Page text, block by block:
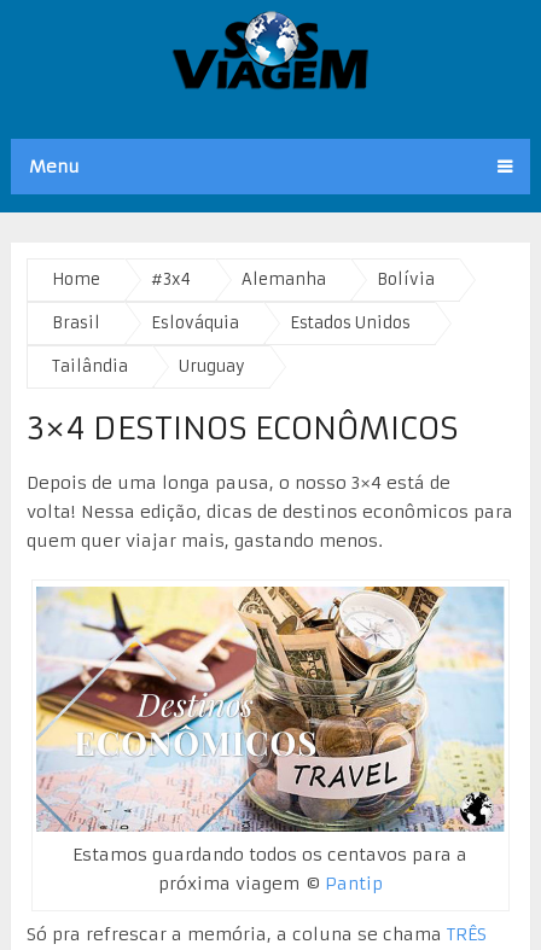
Menu
Home #3x4 Alemanha Bolívia
Brasil Eslováquia Estados Unidos
Tailândia Uruguay
3×4 DESTINOS ECONÔMICOS
Depois de uma longa pausa, o nosso 3×4 está de
volta! Nessa edição, dicas de destinos econômicos para
quem quer viajar mais, gastando menos.
Estamos guardando todos os centavos para a
próxima viagem © Pantip
Só pra refrescar a memória, a coluna se chama TRÊS